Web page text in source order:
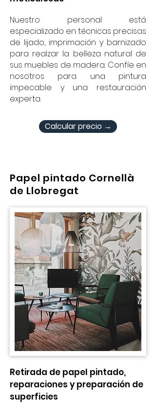
Nuestro personal está
especializado en técnicas precisas
de lijado, imprimación y barnizado
para realzar la belleza natural de
sus muebles de madera. Confíe en
nosotros para una pintura
impecable y una restauración
experta.
Calcular precio →
Papel pintado Cornellà
de Llobregat
Retirada de papel pintado,
reparaciones y preparación de
superficies